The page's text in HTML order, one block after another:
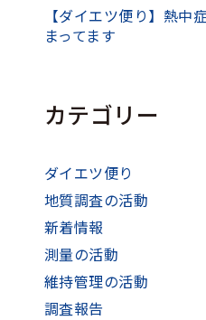
【ダイエツ便り】熱中
まってます
カテゴリー
ダイエツ便り
地質調査の活動
新着情報
測量の活動
維持管理の活動
調査報告